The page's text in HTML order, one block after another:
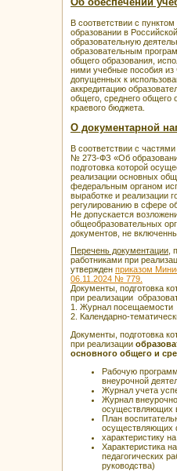
В соответствии с
образовании в
образовательную
образовательным
общего образования,
ними учебные пособия
допущенных к
аккредитацию
общего, среднего общего
краевого бюджета.
О документарной
В соответствии с
№ 273-ФЗ «Об
подготовка которой
реализации основных
федеральным органом
выработке и реализации
регулированию в сфере
Не допускается
общеобразовательных
документов, не
Перечень документации,
работниками при
утвержден приказом
06.11.2024 № 779.
Документы, подготовка
при реализации
1. Журнал посещаемости
2. Календарно-
Документы, подготовка
при реализации
основного общего и
Рабочую
внеурочной
Журнал учета
Журнал
осуществляющих
План
осуществляющих
характеристику
Характеристика
педагогических
руководства)